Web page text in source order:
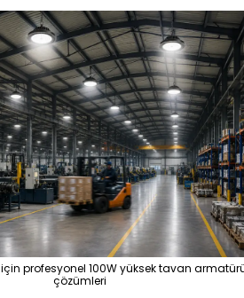
profesyonel 100W yüksek tavan
çözümleri